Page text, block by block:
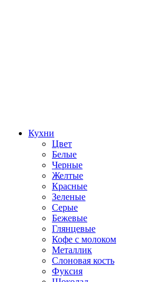
Кухни
Цвет
Белые
Черные
Желтые
Красные
Зеленые
Серые
Бежевые
Глянцевые
Кофе с молоком
Металлик
Слоновая кость
Фуксия